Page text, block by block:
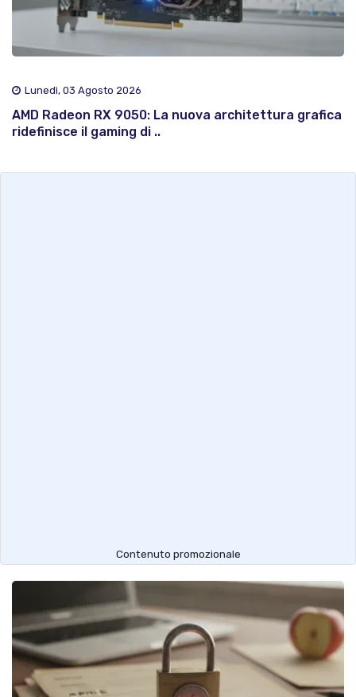
Lunedì, 03 Agosto 2026
AMD Radeon RX 9050: La nuova architettura grafica
ridefinisce il gaming di ..
Contenuto promozionale